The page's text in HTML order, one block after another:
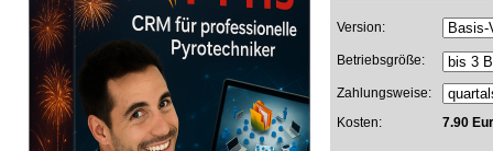
Version:
Betriebsgröße:
Zahlungsweise:
Kosten:
7.90